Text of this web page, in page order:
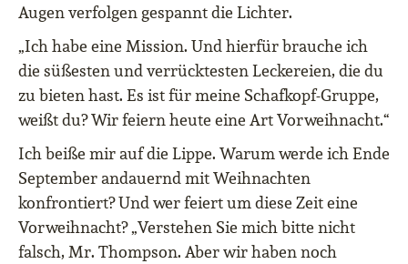
Augen verfolgen gespannt die Lichter.
„Ich habe eine Mission. Und hierfür brauche ich
die süßesten und verrücktesten Leckereien, die du
zu bieten hast. Es ist für meine Schafkopf-Gruppe,
weißt du? Wir feiern heute eine Art Vorweihnacht.“
Ich beiße mir auf die Lippe. Warum werde ich Ende
September andauernd mit Weihnachten
konfrontiert? Und wer feiert um diese Zeit eine
Vorweihnacht? „Verstehen Sie mich bitte nicht
falsch, Mr. Thompson. Aber wir haben noch